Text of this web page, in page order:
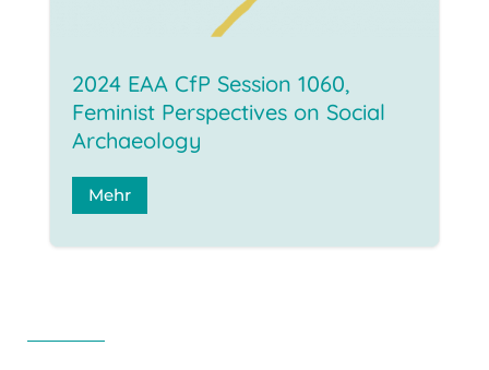
2024 EAA CfP Session 1060,
Feminist Perspectives on Social
Archaeology
Mehr